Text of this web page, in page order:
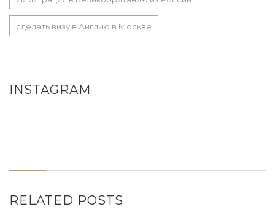
сделать визу в Англию в Москве
INSTAGRAM
RELATED POSTS